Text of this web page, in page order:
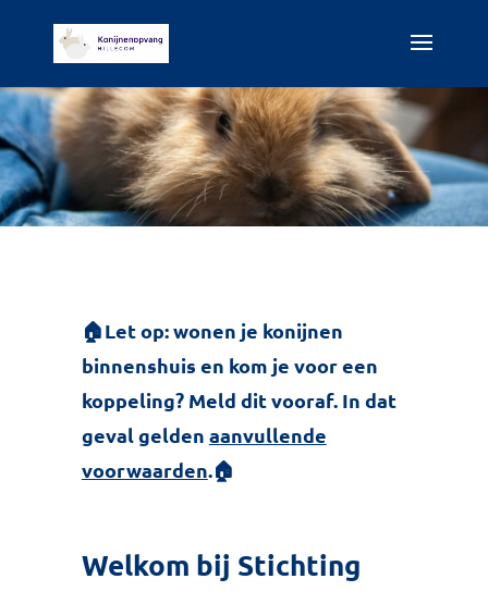
🏠Let op: wonen je konijnen
binnenshuis en kom je voor een
koppeling? Meld dit vooraf. In dat
geval gelden aanvullende
voorwaarden.🏠
Welkom bij Stichting